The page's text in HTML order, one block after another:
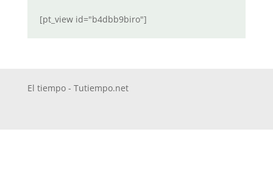
[pt_view id="b4dbb9biro"]
El tiempo - Tutiempo.net